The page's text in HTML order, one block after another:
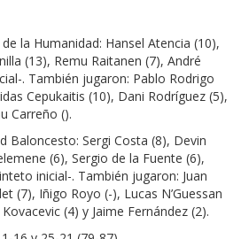
la Humanidad: Hansel Atencia (10),
(13), Remu Raitanen (7), André
. También jugaron: Pablo Rodrigo
Cepukaitis (10), Dani Rodríguez (5),
Carreño ().
Baloncesto: Sergi Costa (8), Devin
(6), Sergio de la Fuente (6),
inicial-. También jugaron: Juan
(7), Iñigo Royo (-), Lucas N’Guessan
(4) y Jaime Fernández (2).